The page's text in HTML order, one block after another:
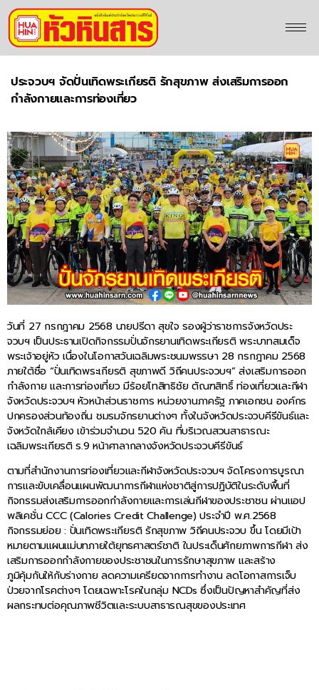
ประจวบฯ จัดปั่นเทิดพระเกียรติ รักสุขภาพ ส่งเสริมการออก
กำลังกายและการท่องเที่ยว
วันที่ 27 กรกฎาคม 2568 นายปรีดา สุขใจ รองผู้ว่าราชการจังหวัดประ
จวบฯ เป็นประธานเปิดกิจกรรมปั่นจักรยานเทิดพระเกียรติ พระบาทสมเด็จ
พระเจ้าอยู่หัว เนื่องในโอกาสวันเฉลิมพระชนมพรรษา 28 กรกฎาคม 2568
ภายใต้ชื่อ “ปั่นเทิดพระเกียรติ สุขภาพดี วิถีคนประจวบฯ” ส่งเสริมการออก
กำลังกาย และการท่องเที่ยว มีร้อยโทสิทธิชัย ตัณฑสิทธิ์ ท่องเที่ยวและกีฬา
จังหวัดประจวบฯ หัวหน้าส่วนราชการ หน่วยงานภาครัฐ ภาคเอกชน องค์กร
ปกครองส่วนท้องถิ่น ชมรมจักรยานต่างๆ ทั้งในจังหวัดประจวบคีรีขันธ์และ
จังหวัดใกล้เคียง เข้าร่วมจำนวน 520 คัน ที่บริเวณสวนสาธารณะ
เฉลิมพระเกียรติ ร.9 หน้าศาลากลางจังหวัดประจวบคีรีขันธ์
ตามที่สำนักงานการท่องเที่ยวและกีฬาจังหวัดประจวบฯ จัดโครงการบูรณา
การและขับเคลื่อนแผนพัฒนาการกีฬาแห่งชาติสู่การปฏิบัติในระดับพื้นที่
กิจกรรมส่งเสริมการออกกำลังกายและการเล่นกีฬาของประชาชน ผ่านแอป
พลิเคชั่น CCC (Calories Credit Challenge) ประจำปี พ.ศ.2568
กิจกรรมย่อย : ปั่นเทิดพระเกียรติ รักสุขภาพ วิถีคนประจวบ ขึ้น โดยมีเป้า
หมายตามแผนแม่บทภายใต้ยุทธศาสตร์ชาติ ในประเด็นศักยภาพการกีฬา ส่ง
เสริมการออกกำลังกายของประชาชนในการรักษาสุขภาพ และสร้าง
ภูมิคุ้มกันให้กับร่างกาย ลดความเครียดจากการทำงาน ลดโอกาสการเจ็บ
ป่วยจากโรคต่างๆ โดยเฉพาะโรคในกลุ่ม NCDs ซึ่งเป็นปัญหาสำคัญที่ส่ง
ผลกระทบต่อคุณภาพชีวิตและระบบสาธารณสุขของประเทศ